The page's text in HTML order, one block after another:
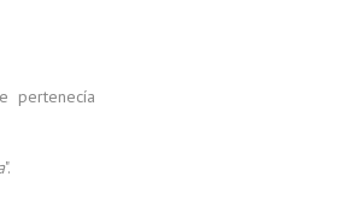
pertenecía
".